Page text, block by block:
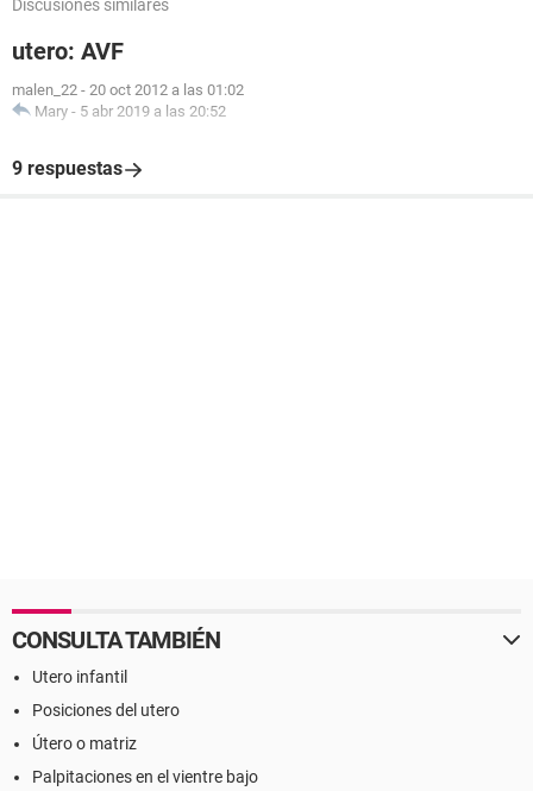
Discusiones similares
utero: AVF
malen_22 - 20 oct 2012 a las 01:02
Mary - 5 abr 2019 a las 20:52
9 respuestas
CONSULTA TAMBIÉN
Utero infantil
Posiciones del utero
Útero o matriz
Palpitaciones en el vientre bajo